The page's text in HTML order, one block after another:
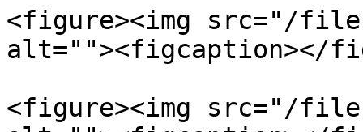
<figure><img src="/files/
alt=""><figcaption></
<figure><img src="/files/